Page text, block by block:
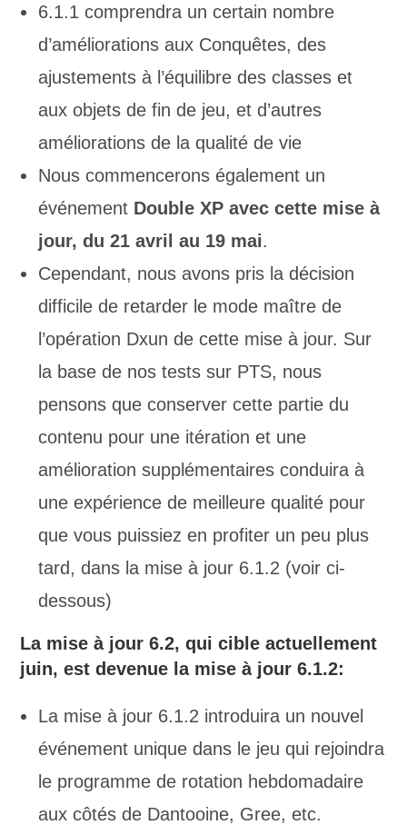
6.1.1 comprendra un certain nombre
d’améliorations aux Conquêtes, des
ajustements à l’équilibre des classes et
aux objets de fin de jeu, et d’autres
améliorations de la qualité de vie
Nous commencerons également un
événement Double XP avec cette mise à
jour, du 21 avril au 19 mai.
Cependant, nous avons pris la décision
difficile de retarder le mode maître de
l’opération Dxun de cette mise à jour. Sur
la base de nos tests sur PTS, nous
pensons que conserver cette partie du
contenu pour une itération et une
amélioration supplémentaires conduira à
une expérience de meilleure qualité pour
que vous puissiez en profiter un peu plus
tard, dans la mise à jour 6.1.2 (voir ci-
dessous)
La mise à jour 6.2, qui cible actuellement
juin, est devenue la mise à jour 6.1.2:
La mise à jour 6.1.2 introduira un nouvel
événement unique dans le jeu qui rejoindra
le programme de rotation hebdomadaire
aux côtés de Dantooine, Gree, etc.